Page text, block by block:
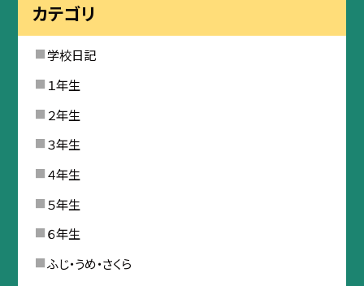
カテゴリ
学校日記
１年生
２年生
３年生
４年生
５年生
６年生
ふじ・うめ・さくら